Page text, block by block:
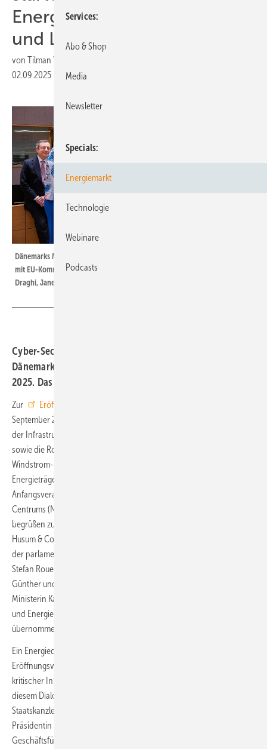
Energiedialog, Drohnenflug
und Live-Musik
von Tilman Weber
02.09.2025
Druckvorschau
Dänemarks Ministerpräsidentin Mette Frederiksen (l.) im Europäischen Rat
mit EU-Kommissionspräsidentin Ursula von der Leyen sowie (v.l.) Mario
Draghi, Janez Jansa, Alexander de Croo, Magdalena Anderssson.
Cyber-Security, KI, kritische Infrastruktur, Partnerland
Dänemark, Feste und Exkursionen prägen Windmesse
2025. Das Programm im Schnelldurchgang.
Zur Eröffnung der diesjährigen Husum Wind
September 2025, stehen aktuelle energiepolitische Impulse, Fragen
der Infrastrukturresilienz, Cybersicherheit und künstlichen Intelligenz
sowie die Rolle von Offshore-Windkraft und grünem, also mit
Windstrom-Elektrolyse gewonnenem Wasserstoff als emissionsfreier
Energieträger im Fokus. Das Branchentreffen startet mit der offiziellen
Anfangsveranstaltung im Großen Saal des Nordsee-Congress-
Centrums (NCC) am Messedienstag, 16. September, um 9.30 Uhr. Hier
begrüßen zunächst die Geschäftsführerin der Veranstalterin Messe
Husum & Congress, Meike Kern, sowie in Form von Eröffnungsreden
der parlamentarische Staatssekretär der Bundeswirtschaftsministerin
Stefan Rouenhoff, Schleswig-Holsteins Ministerpräsident Daniel
Günther und Thomas Østrup Møller, Dänemarks Botschafter. Das von
Ministerin Katherina Reiche geführte Bundesministerium für Wirtschaft
und Energie (BMWE) hat die Schirmherrschaft der Messe
übernommen.
Ein Energiedialog schließt sich in der bis 10.45 Uhr dauernden
Eröffnungsveranstaltung noch an: „Cybersicherheit und KI in
kritischer Infrastruktur“ lautet dessen Thema. Darüber diskutieren in
diesem Dialogformat Dirk Schrödter, Minister und Chef der
Staatskanzlei des Landes Schleswig-Holstein, Bärbel Heidebroek,
Präsidentin des Bundesverbands Windenergie, Dennis Rendschmidt,
Geschäftsführer von VDMA Power Systems, der Cyber-Security-
Services
Abo & Shop
Media
Newsletter
Specials
Energiemarkt
Technologie
Webinare
Podcasts